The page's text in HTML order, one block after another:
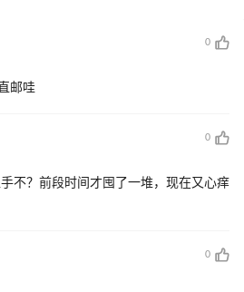
0
邮哇
0
不？前段时间才囤了一堆，现在又心痒
0